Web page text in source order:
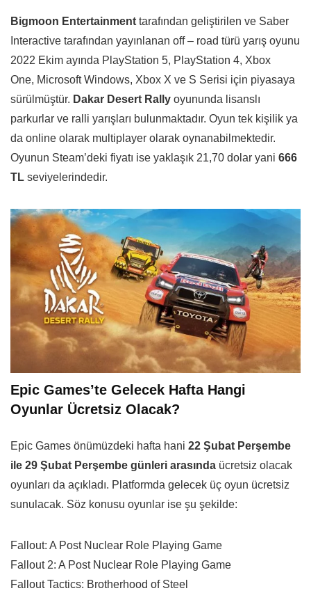
Bigmoon Entertainment tarafından geliştirilen ve Saber
Interactive tarafından yayınlanan off – road türü yarış oyunu
2022 Ekim ayında PlayStation 5, PlayStation 4, Xbox
One, Microsoft Windows, Xbox X ve S Serisi için piyasaya
sürülmüştür. Dakar Desert Rally oyununda lisanslı
parkurlar ve ralli yarışları bulunmaktadır. Oyun tek kişilik ya
da online olarak multiplayer olarak oynanabilmektedir.
Oyunun Steam’deki fiyatı ise yaklaşık 21,70 dolar yani 666
TL seviyelerindedir.
Epic Games’te Gelecek Hafta Hangi
Oyunlar Ücretsiz Olacak?
Epic Games önümüzdeki hafta hani 22 Şubat Perşembe
ile 29 Şubat Perşembe günleri arasında ücretsiz olacak
oyunları da açıkladı. Platformda gelecek üç oyun ücretsiz
sunulacak. Söz konusu oyunlar ise şu şekilde:
Fallout: A Post Nuclear Role Playing Game
Fallout 2: A Post Nuclear Role Playing Game
Fallout Tactics: Brotherhood of Steel